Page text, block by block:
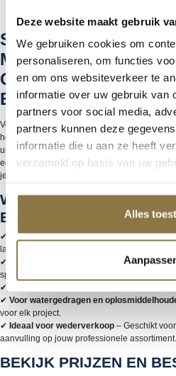
Deze website maakt gebruik
We gebruiken cookies om
personaliseren, om functies
en om ons websiteverkeer te
informatie over uw gebruik van
partners voor social media,
partners kunnen deze
informatie die u aan ze heeft
verzameld op basis van uw
Alles
2
SCHULLER EH’KLAR
OOSTENRIJKSE
EEN STRAK
Voor professioneel schilderwerk zijn de juiste
hoogwaardige rollers van
Schuller Eh’klar
uitstekende verfopname, gelijkmatige
een groot oppervlak wilt schilderen of
je moeiteloos een strak en egaal resultaat.
WAAROM KIEZEN
EH’KLAR
✔ Hoogwaardige materialen– Slijtvaste
langdurig gebruik.
✔
Uitstekende verfopname en afgifte–
spatten.
✔
✔ Voor watergedragen en
voor elk project.
✔ Ideaal voor wederverkoop – Geschikt
aanvulling op jouw professionele assortiment.
BEKIJK PRIJZEN EN